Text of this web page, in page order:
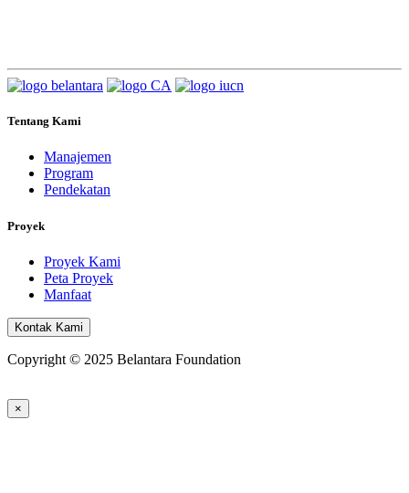
Tentang Kami
Manajemen
Program
Pendekatan
Proyek
Proyek Kami
Peta Proyek
Manfaat
Kontak Kami
Copyright © 2025 Belantara Foundation
×